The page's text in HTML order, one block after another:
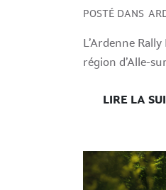
POSTÉ DANS
L’Ardenne
région d’Alle-
LIRE LA